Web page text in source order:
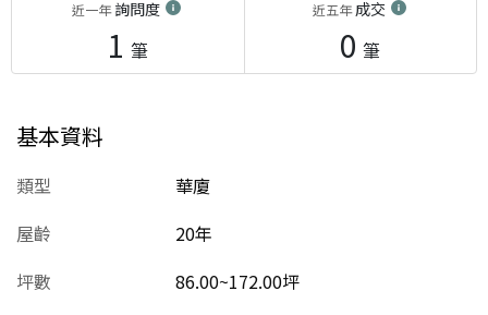
近一年詢問度
1 筆
近五年成交
0 筆
基本資料
類型
華廈
屋齡
20年
坪數
86.00~172.00坪